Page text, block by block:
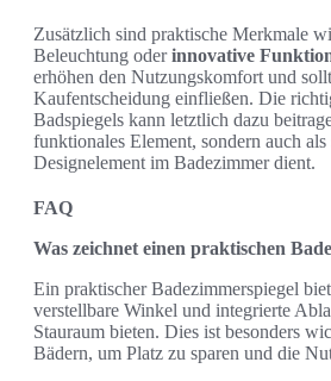
Zusätzlich sind praktische Merkmale
Beleuchtung oderinnovative
erhöhen den Nutzungskomfort und
Kaufentscheidung einfließen. Die
Badspiegels kann letztlich dazu
funktionales Element, sondern auch
Designelement im Badezimmer dient.
FAQ
Was zeichnet einen praktischen
Ein praktischer Badezimmerspiegel
verstellbare Winkel und integrierte
Stauraum bieten. Dies ist besonders
Bädern, um Platz zu sparen und die